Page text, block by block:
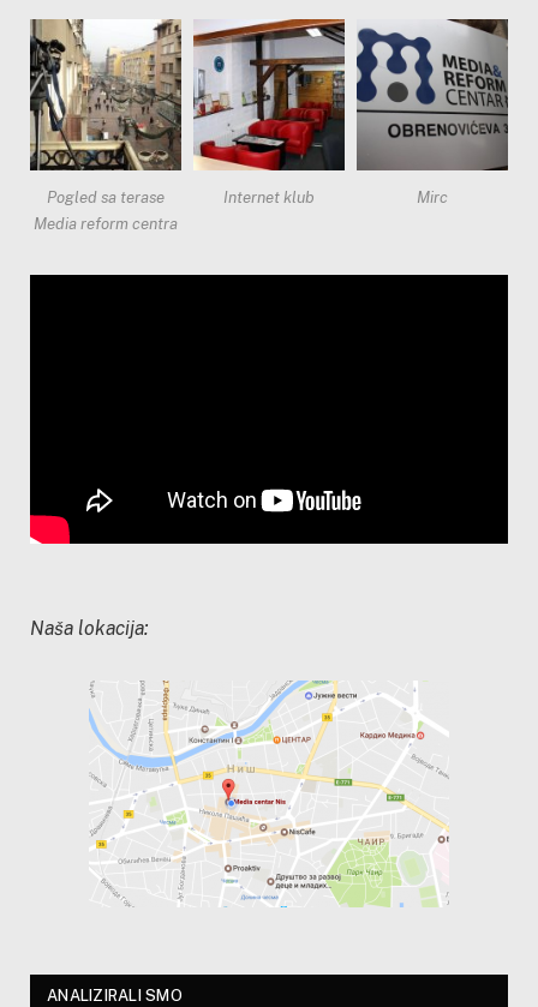
Pogled sa terase
Media reform centra
Internet klub Mirc
Naša lokacija:
ANALIZIRALI SMO